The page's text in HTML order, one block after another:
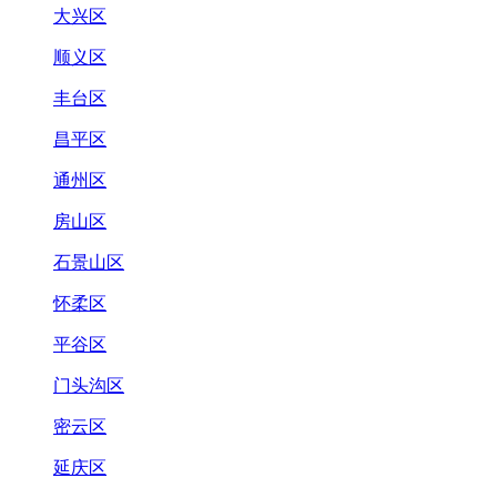
大兴区
顺义区
丰台区
昌平区
通州区
房山区
石景山区
怀柔区
平谷区
门头沟区
密云区
延庆区